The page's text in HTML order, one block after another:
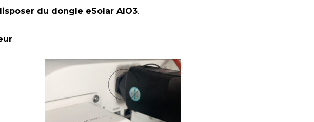
du dongle eSolar AIO3.
.